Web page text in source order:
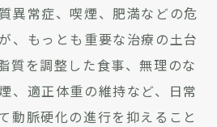
異常症、喫煙、肥満などの危
、もっとも重要な治療の土台
質を調整した食事、無理のな
、適正体重の維持など、日常
動脈硬化の進行を抑えること